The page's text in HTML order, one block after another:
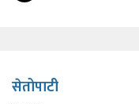
सेतोपाटी